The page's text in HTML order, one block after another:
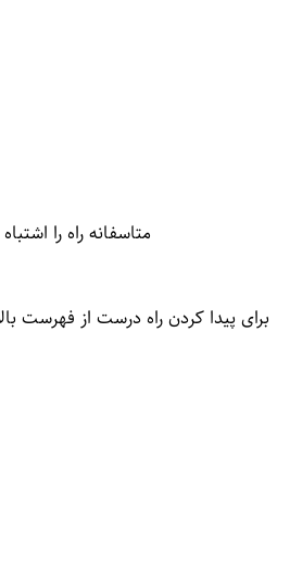
متاسفانه راه را
برای پیدا کردن راه درست از فهرست